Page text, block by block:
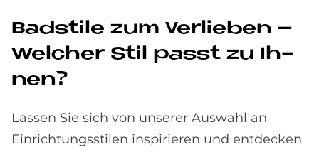
Bad­stile zum Ver­lie­ben –
Wel­cher Stil passt zu Ih­
nen?
Lassen Sie sich von unserer Auswahl an
Einrichtungsstilen inspirieren und entdecken